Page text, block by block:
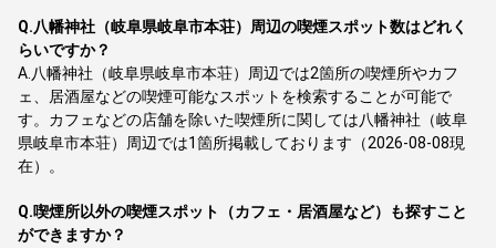
Q.八幡神社（岐阜県岐阜市本荘）周辺の喫煙スポット数はどれく
らいですか？
A. 八幡神社（岐阜県岐阜市本荘）周辺では2箇所の喫煙所やカフ
ェ、居酒屋などの喫煙可能なスポットを検索することが可能で
す。カフェなどの店舗を除いた喫煙所に関しては八幡神社（岐阜
県岐阜市本荘）周辺では1箇所掲載しております（2026-08-08現
在）。
Q.喫煙所以外の喫煙スポット（カフェ・居酒屋など）も探すこと
ができますか？